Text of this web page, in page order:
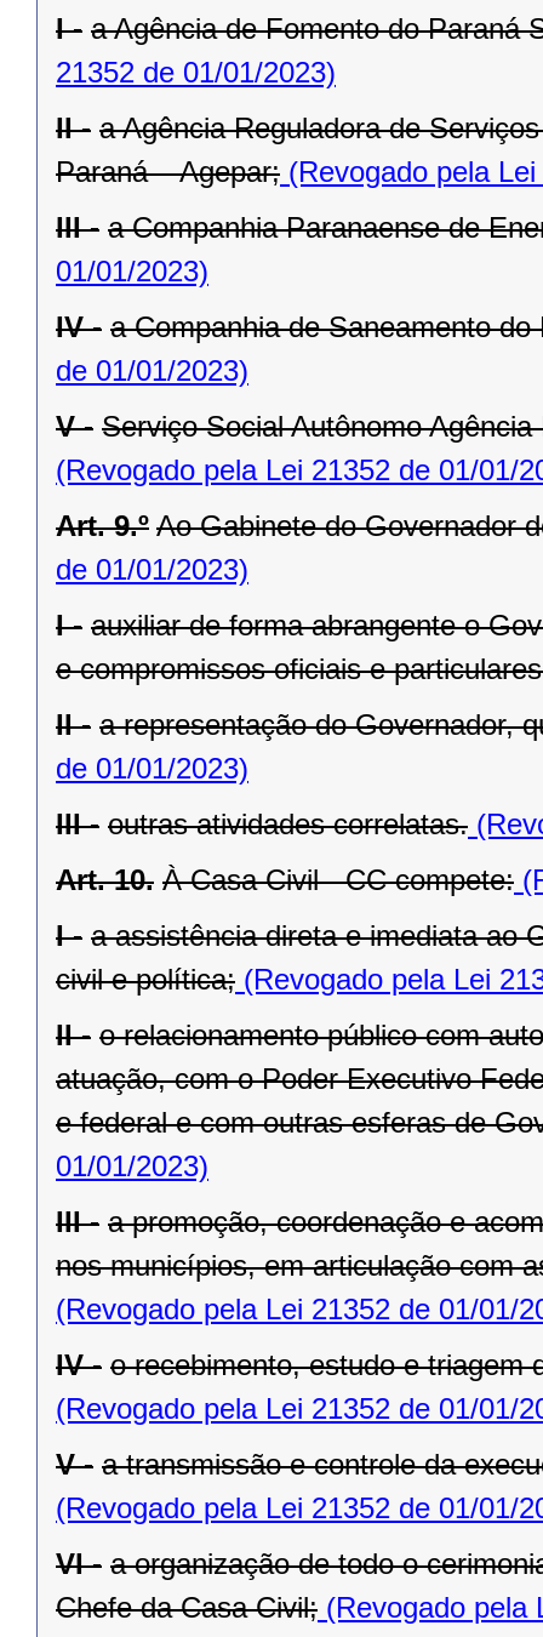
I - a Agência de Fomento do Paraná
21352 de 01/01/2023)
II - a Agência Reguladora de
Paraná – Agepar; (Revogado pela
III - a Companhia Paranaense de
01/01/2023)
IV - a Companhia de Saneamento
de 01/01/2023)
V - Serviço Social Autônomo
(Revogado pela Lei 21352 de 01/01/
Art. 9.º Ao Gabinete do Governador
de 01/01/2023)
I - auxiliar de forma abrangente o
e compromissos oficiais e
II - a representação do Governador,
de 01/01/2023)
III - outras atividades correlatas.
Art. 10. À Casa Civil - CC compete:
I - a assistência direta e imediata ao
civil e política; (Revogado pela Lei
II - o relacionamento público com
atuação, com o Poder Executivo
e federal e com outras esferas de
01/01/2023)
III - a promoção, coordenação e
nos municípios, em articulação com
(Revogado pela Lei 21352 de 01/01/
IV - o recebimento, estudo e triagem
(Revogado pela Lei 21352 de 01/01/
V - a transmissão e controle da
(Revogado pela Lei 21352 de 01/01/
VI - a organização de todo o
Chefe da Casa Civil; (Revogado pela